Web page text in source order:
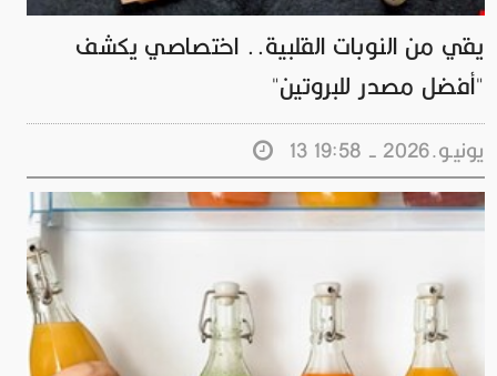
يقي من النوبات القلبية.. اختصاصي يكشف
"أفضل مصدر للبروتين"
13 يونيـو.2026 - 19:58